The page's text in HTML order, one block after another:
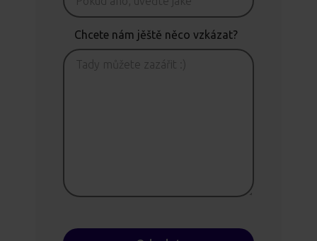
Chcete nám jěště něco vzkázat?